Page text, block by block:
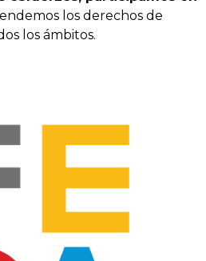
los derechos de
los ámbitos.